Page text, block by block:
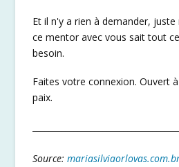
Et il n'y a rien à demander, juste
ce mentor avec vous sait tout
besoin.
Faites votre connexion. Ouvert
paix.
Source: